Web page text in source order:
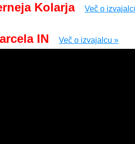
Kolarja Več o
IN Več o izvajalcu »